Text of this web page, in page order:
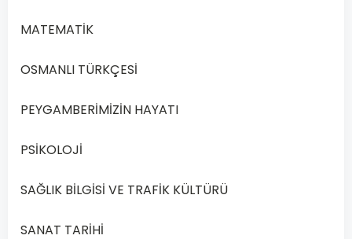
MATEMATİK
OSMANLI TÜRKÇESİ
PEYGAMBERİMİZİN HAYATI
PSİKOLOJİ
SAĞLIK BİLGİSİ VE TRAFİK KÜLTÜRÜ
SANAT TARİHİ